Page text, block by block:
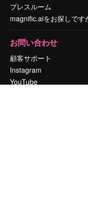
プレスルーム
magnific.aiをお探しです
お問い合わせ
顧客サポート
Instagram
YouTube